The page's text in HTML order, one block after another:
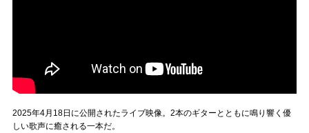
2025年4月18日に公開されたライブ映像。2本のギターとともに鳴り響く優
しい歌声に癒される一本だ。